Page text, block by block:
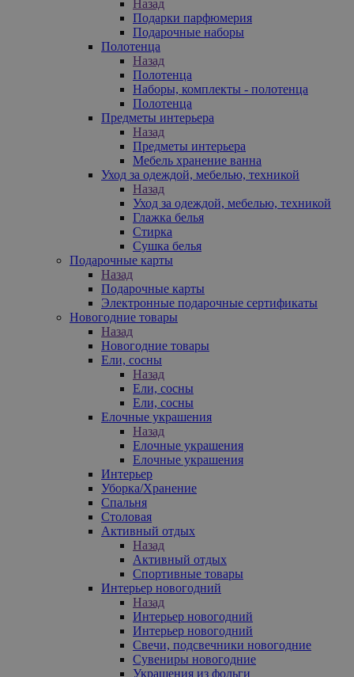
Назад
Подарки парфюмерия
Подарочные наборы
Полотенца
Назад
Полотенца
Наборы, комплекты - полотенца
Полотенца
Предметы интерьера
Назад
Предметы интерьера
Мебель хранение ванна
Уход за одеждой, мебелью, техникой
Назад
Уход за одеждой, мебелью, техникой
Глажка белья
Стирка
Сушка белья
Подарочные карты
Назад
Подарочные карты
Электронные подарочные сертификаты
Новогодние товары
Назад
Новогодние товары
Ели, сосны
Назад
Ели, сосны
Ели, сосны
Елочные украшения
Назад
Елочные украшения
Елочные украшения
Интерьер
Уборка/Хранение
Спальня
Столовая
Активный отдых
Назад
Активный отдых
Спортивные товары
Интерьер новогодний
Назад
Интерьер новогодний
Интерьер новогодний
Свечи, подсвечники новогодние
Сувениры новогодние
Украшения из фольги